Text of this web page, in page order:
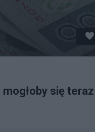
się